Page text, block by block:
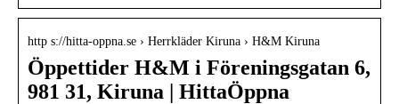
http s://hitta-oppna.se › Herrkläder Kiruna › H&M Kiruna
Öppettider H&M i Föreningsgatan 6,
981 31, Kiruna | HittaÖppna